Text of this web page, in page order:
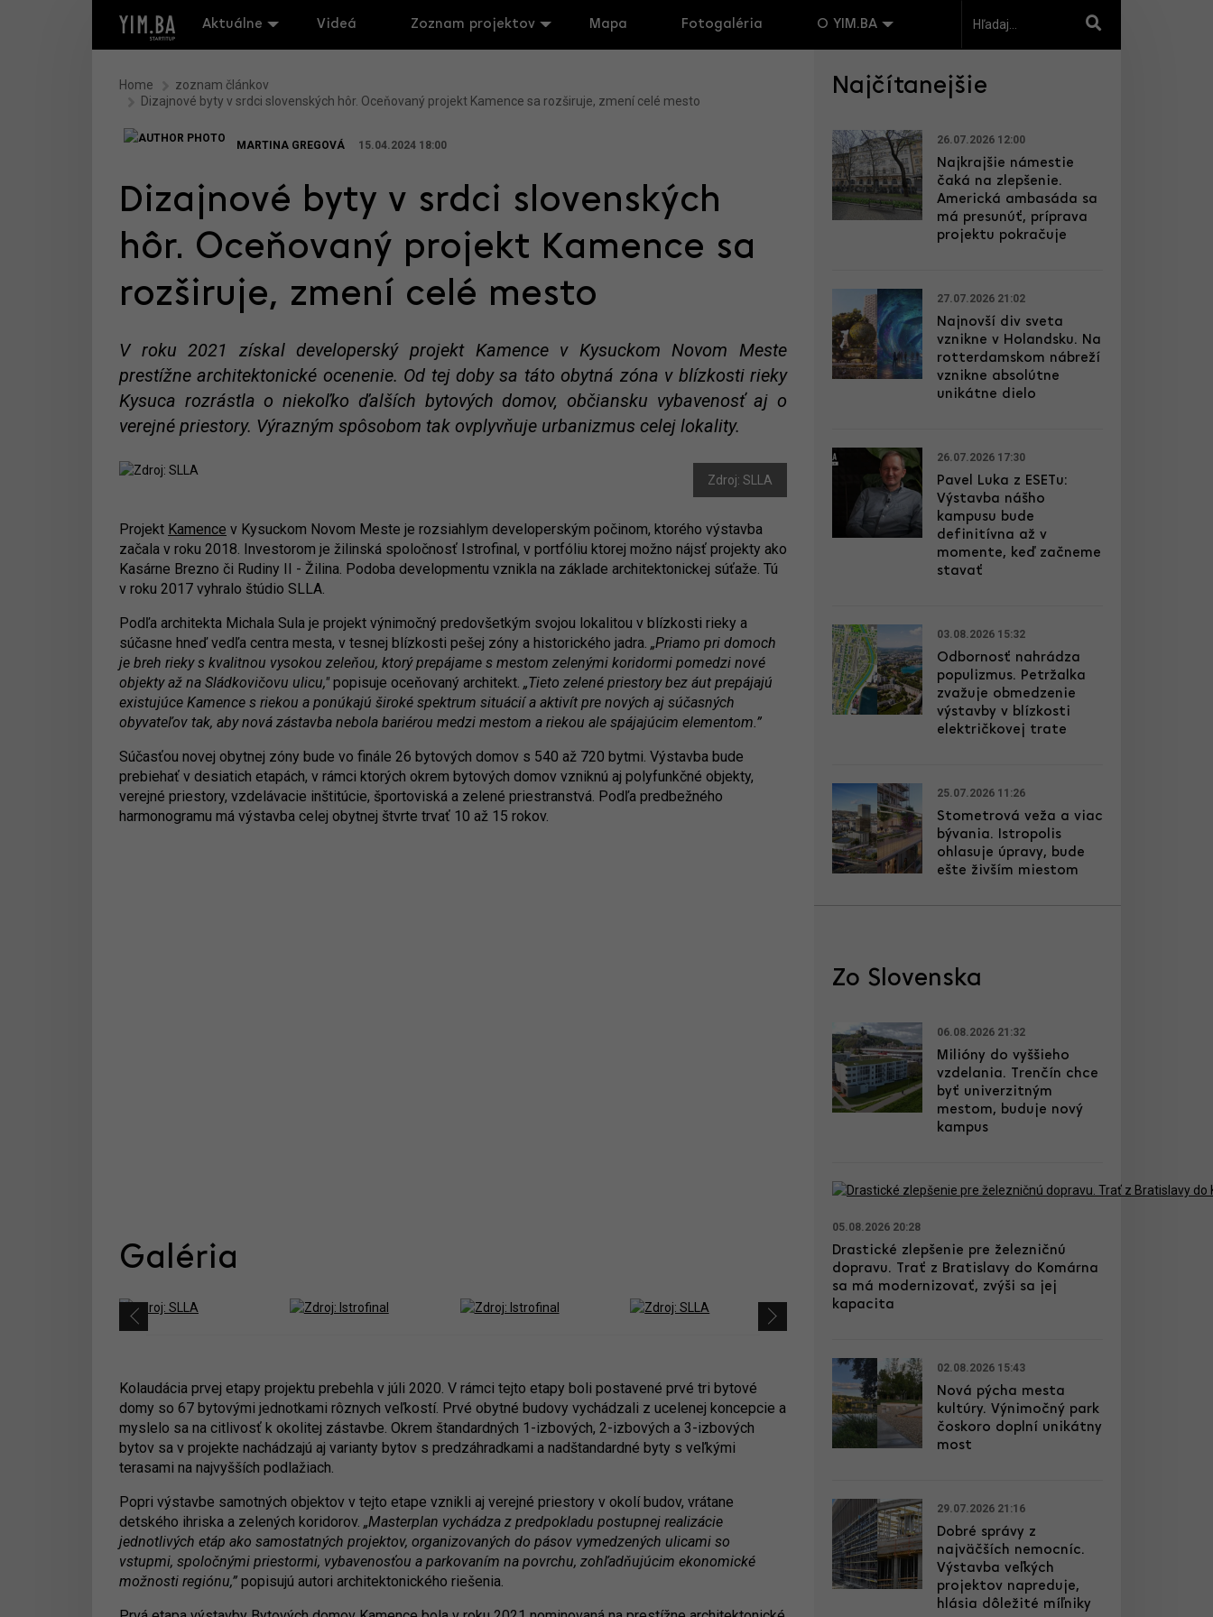
Aktuálne Videá Zoznam projektov Mapa Fotogaléria O YIM.BA
Home
zoznam článkov
Dizajnové byty v srdci slovenských hôr. Oceňovaný projekt Kamence sa rozširuje, zmení celé mesto
MARTINA GREGOVÁ 15.04.2024 18:00
Dizajnové byty v srdci slovenských
hôr. Oceňovaný projekt Kamence sa
rozširuje, zmení celé mesto
V roku 2021 získal developerský projekt Kamence v Kysuckom Novom Meste
prestížne architektonické ocenenie. Od tej doby sa táto obytná zóna v blízkosti rieky
Kysuca rozrástla o niekoľko ďalších bytových domov, občiansku vybavenosť aj o
verejné priestory. Výrazným spôsobom tak ovplyvňuje urbanizmus celej lokality.
Zdroj: SLLA
Projekt Kamence v Kysuckom Novom Meste je rozsiahlym developerským počinom, ktorého výstavba
začala v roku 2018. Investorom je žilinská spoločnosť Istrofinal, v portfóliu ktorej možno nájsť projekty ako
Kasárne Brezno či Rudiny II - Žilina. Podoba developmentu vznikla na základe architektonickej súťaže. Tú
v roku 2017 vyhralo štúdio SLLA.
Podľa architekta Michala Sula je projekt výnimočný predovšetkým svojou lokalitou v blízkosti rieky a
súčasne hneď vedľa centra mesta, v tesnej blízkosti pešej zóny a historického jadra. „Priamo pri domoch
je breh rieky s kvalitnou vysokou zeleňou, ktorý prepájame s mestom zelenými koridormi pomedzi nové
objekty až na Sládkovičovu ulicu,"popisuje oceňovaný architekt. „Tieto zelené priestory bez áut prepájajú
existujúce Kamence s riekou a ponúkajú široké spektrum situácií a aktivít pre nových aj súčasných
obyvateľov tak, aby nová zástavba nebola bariérou medzi mestom a riekou ale spájajúcim elementom.”
Súčasťou novej obytnej zóny bude vo finále 26 bytových domov s 540 až 720 bytmi. Výstavba bude
prebiehať v desiatich etapách, v rámci ktorých okrem bytových domov vzniknú aj polyfunkčné objekty,
verejné priestory, vzdelávacie inštitúcie, športoviská a zelené priestranstvá. Podľa predbežného
harmonogramu má výstavba celej obytnej štvrte trvať 10 až 15 rokov.
Galéria
Kolaudácia prvej etapy projektu prebehla v júli 2020. V rámci tejto etapy boli postavené prvé tri bytové
domy so 67 bytovými jednotkami rôznych veľkostí. Prvé obytné budovy vychádzali z ucelenej koncepcie a
myslelo sa na citlivosť k okolitej zástavbe. Okrem štandardných 1-izbových, 2-izbových a 3-izbových
bytov sa v projekte nachádzajú aj varianty bytov s predzáhradkami a nadštandardné byty s veľkými
terasami na najvyšších podlažiach.
Popri výstavbe samotných objektov v tejto etape vznikli aj verejné priestory v okolí budov, vrátane
detského ihriska a zelených koridorov. „Masterplan vychádza z predpokladu postupnej realizácie
jednotlivých etáp ako samostatných projektov, organizovaných do pásov vymedzených ulicami so
vstupmi, spoločnými priestormi, vybavenosťou a parkovaním na povrchu, zohľadňujúcim ekonomické
možnosti regiónu,” popisujú autori architektonického riešenia.
Najčítanejšie
26.07.2026 12:00
Najkrajšie námestie
čaká na zlepšenie.
Americká ambasáda sa
má presunúť, príprava
projektu pokračuje
27.07.2026 21:02
Najnovší div sveta
vznikne v Holandsku. Na
rotterdamskom nábreží
vznikne absolútne
unikátne dielo
26.07.2026 17:30
Pavel Luka z ESETu:
Výstavba nášho
kampusu bude
definitívna až v
momente, keď začneme
stavať
03.08.2026 15:32
Odbornosť nahrádza
populizmus. Petržalka
zvažuje obmedzenie
výstavby v blízkosti
električkovej trate
25.07.2026 11:26
Stometrová veža a viac
bývania. Istropolis
ohlasuje úpravy, bude
ešte živším miestom
Zo Slovenska
06.08.2026 21:32
Milióny do vyššieho
vzdelania. Trenčín chce
byť univerzitným
mestom, buduje nový
kampus
05.08.2026 20:28
Drastické zlepšenie pre železničnú
dopravu. Trať z Bratislavy do Komárna
sa má modernizovať, zvýši sa jej
kapacita
02.08.2026 15:43
Nová pýcha mesta
kultúry. Výnimočný park
čoskoro doplní unikátny
most
29.07.2026 21:16
Dobré správy z
najväčších nemocníc.
Výstavba veľkých
projektov napreduje,
hlásia dôležité míľniky